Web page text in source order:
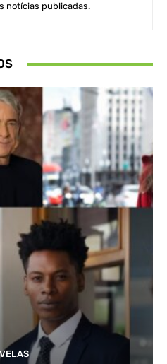
notícias publicadas.